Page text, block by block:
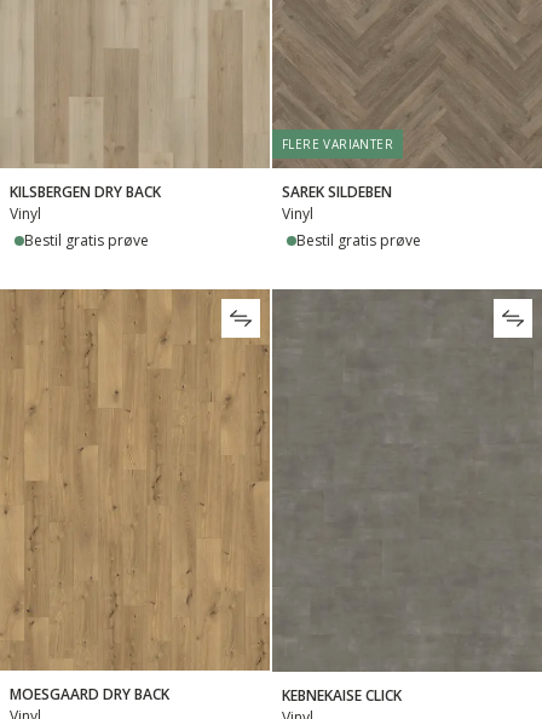
KILSBERGEN DRY BACK
Vinyl
Bestil gratis prøve
FLERE VARIANTER
SAREK SILDEBEN
Vinyl
Bestil gratis prøve
MOESGAARD DRY BACK
KEBNEKAISE CLICK